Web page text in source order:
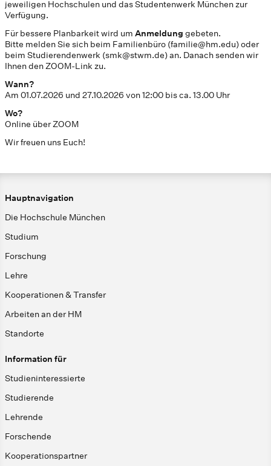
jeweiligen Hochschulen und das Studentenwerk München zur
Verfügung.
Für bessere Planbarkeit wird um Anmeldung gebeten.
Bitte melden Sie sich beim Familienbüro (familie@hm.edu) oder
beim Studierendenwerk (smk@stwm.de) an. Danach senden wir
Ihnen den ZOOM-Link zu.
Wann?
Am 01.07.2026 und 27.10.2026 von 12:00 bis ca. 13.00 Uhr
Wo?
Online über ZOOM
Wir freuen uns Euch!
Hauptnavigation
Die Hochschule München
Studium
Forschung
Lehre
Kooperationen & Transfer
Arbeiten an der HM
Standorte
Information für
Studieninteressierte
Studierende
Lehrende
Forschende
Kooperationspartner